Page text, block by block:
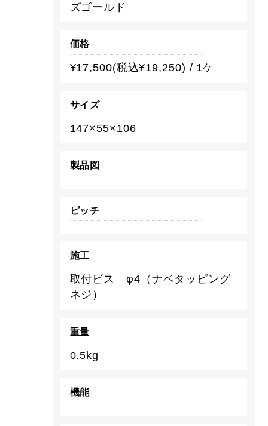
ズゴールド
価格
¥17,500(税込¥19,250) / 1ケ
サイズ
147×55×106
製品図
ピッチ
施工
取付ビス φ4（ナベタッピング
ネジ）
重量
0.5kg
機能